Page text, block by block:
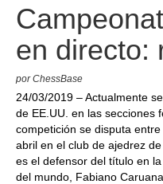
en directo:
por ChessBase
24/03/2019 – Actualmente
de EE.UU. en las secciones
competición se disputa
abril en el club de ajedrez
es el defensor del título en
del mundo, Fabiano